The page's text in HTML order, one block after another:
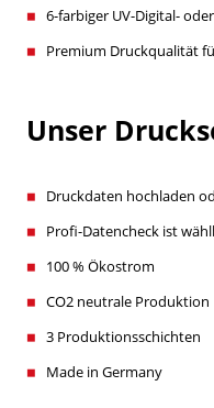
6-farbiger UV-Digital-
Premium Druckqualität
Unser
Druckdaten hochladen
Profi-Datencheck ist
100 % Ökostrom
CO2 neutrale Produktion
3 Produktionsschichten
Made in Germany